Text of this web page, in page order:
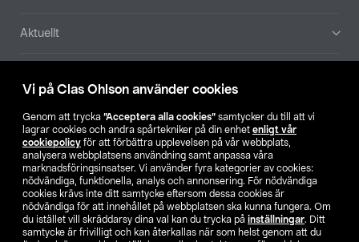
Vi på Clas Ohlson använder cookies
Genom att trycka ”Acceptera alla cookies” samtycker du till att vi
lagrar cookies och andra spårtekniker på din enhet enligt vår
cookiepolicy för att förbättra upplevelsen på vår webbplats,
analysera webbplatsens användning samt anpassa våra
marknadsföringsinsatser. Vi använder fyra kategorier av cookies:
nödvändiga, funktionella, analys och annonsering. För nödvändiga
cookies krävs inte ditt samtycke eftersom dessa cookies är
nödvändiga för att innehållet på webbplatsen ska kunna fungera. Om
du istället vill skräddarsy dina val kan du trycka på inställningar. Ditt
samtycke är frivilligt och kan återkallas när som helst genom att du
Aktuellt
Hitta butik
SE NO FI